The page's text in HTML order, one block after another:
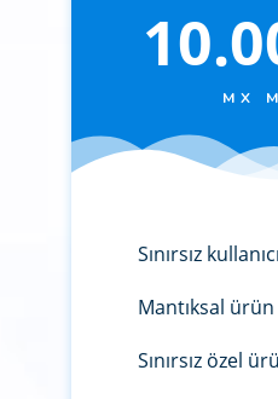
MX
Sınırsız kullanıcı
Mantıksal
Sınırsız özel